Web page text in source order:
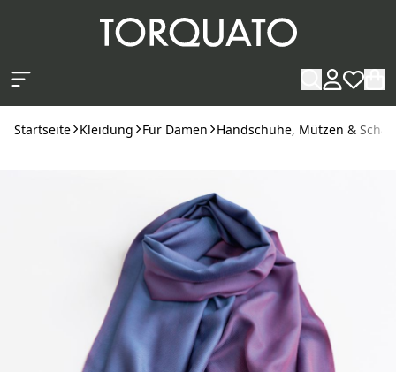
Startseite Kleidung Für Damen Handschuhe, Mützen &